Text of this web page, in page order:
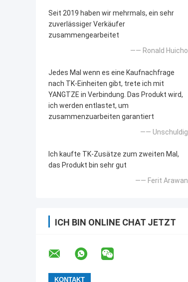
Seit 2019 haben wir mehrmals, ein sehr
zuverlässiger Verkäufer
zusammengearbeitet
—— Ronald Huicho
Jedes Mal wenn es eine Kaufnachfrage
nach TK-Einheiten gibt, trete ich mit
YANGTZE in Verbindung. Das Produkt wird,
ich werden entlastet, um
zusammenzuarbeiten garantiert
—— Unschuldig
Ich kaufte TK-Zusätze zum zweiten Mal,
das Produkt bin sehr gut
—— Ferit Arawan
ICH BIN ONLINE CHAT JETZT